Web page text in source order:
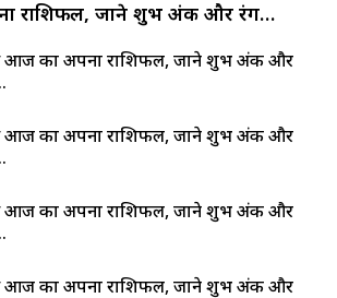
राशिफल, जाने शुभ अंक और रंग…
का अपना राशिफल, जाने शुभ अंक और
का अपना राशिफल, जाने शुभ अंक और
का अपना राशिफल, जाने शुभ अंक और
का अपना राशिफल, जाने शुभ अंक और